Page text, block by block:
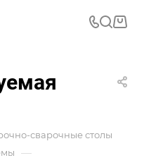
сварочные столы
—